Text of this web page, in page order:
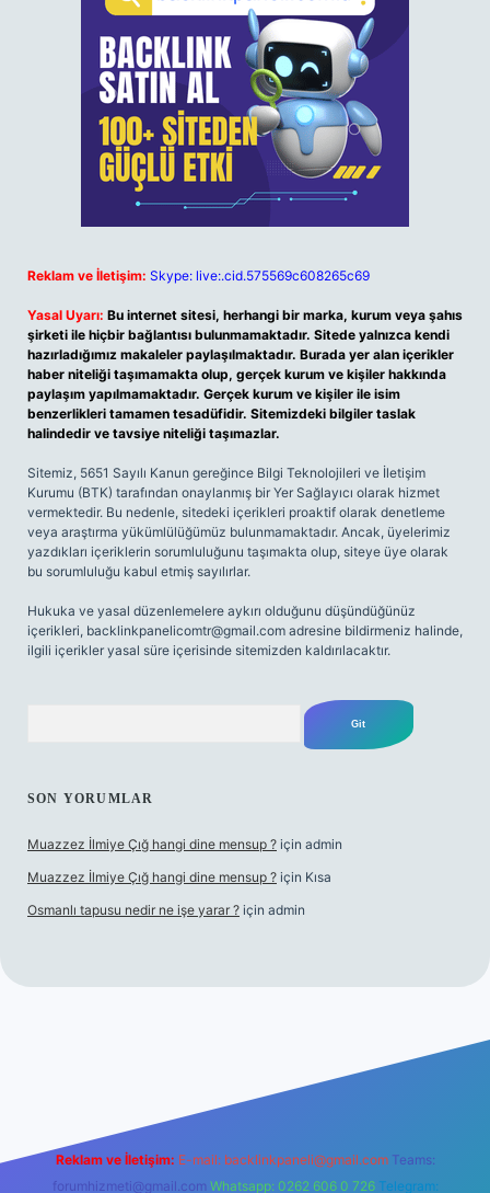
Reklam ve İletişim: Skype: live:.cid.575569c608265c69
Yasal Uyarı: Bu internet sitesi, herhangi bir marka, kurum veya şahıs
şirketi ile hiçbir bağlantısı bulunmamaktadır. Sitede yalnızca kendi
hazırladığımız makaleler paylaşılmaktadır. Burada yer alan içerikler
haber niteliği taşımamakta olup, gerçek kurum ve kişiler hakkında
paylaşım yapılmamaktadır. Gerçek kurum ve kişiler ile isim
benzerlikleri tamamen tesadüfidir. Sitemizdeki bilgiler taslak
halindedir ve tavsiye niteliği taşımazlar.
Sitemiz, 5651 Sayılı Kanun gereğince Bilgi Teknolojileri ve İletişim
Kurumu (BTK) tarafından onaylanmış bir Yer Sağlayıcı olarak hizmet
vermektedir. Bu nedenle, sitedeki içerikleri proaktif olarak denetleme
veya araştırma yükümlülüğümüz bulunmamaktadır. Ancak, üyelerimiz
yazdıkları içeriklerin sorumluluğunu taşımakta olup, siteye üye olarak
bu sorumluluğu kabul etmiş sayılırlar.
Hukuka ve yasal düzenlemelere aykırı olduğunu düşündüğünüz
içerikleri, backlinkpanelicomtr@gmail.com adresine bildirmeniz halinde,
ilgili içerikler yasal süre içerisinde sitemizden kaldırılacaktır.
SON YORUMLAR
Muazzez İlmiye Çığ hangi dine mensup ? için admin
Muazzez İlmiye Çığ hangi dine mensup ? için Kısa
Osmanlı tapusu nedir ne işe yarar ? için admin
Reklam ve İletişim: E-mail: backlinkpaneli@gmail.com Teams:
forumhizmeti@gmail.com Whatsapp: 0262 606 0 726 Telegram: